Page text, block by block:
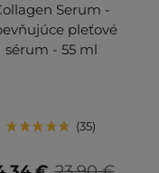
Serum -
pleťové
sérum - 55 ml
35